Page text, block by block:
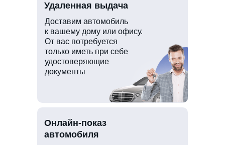
Доставим автомобиль
к вашему дому или офису.
От вас потребуется
только иметь при себе
удостоверяющие
документы
Удаленная выдача
Онлайн-показ
автомобиля